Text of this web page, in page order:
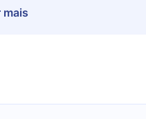
onde possa se
mais